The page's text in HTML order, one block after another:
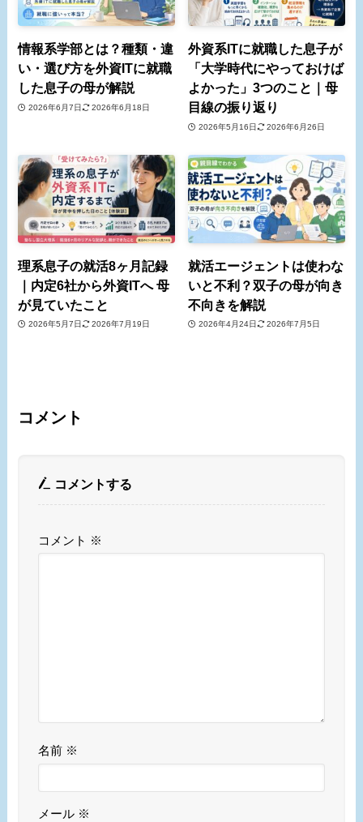
情報系学部とは？種類・違
い・選び方を外資ITに就職
した息子の母が解説
2026年6月7日 2026年6月18日
外資系ITに就職した息子が
「大学時代にやっておけば
よかった」3つのこと｜母
目線の振り返り
2026年5月16日 2026年6月26日
理系息子の就活8ヶ月記録
｜内定6社から外資ITへ 母
が見ていたこと
2026年5月7日 2026年7月19日
就活エージェントは使わな
いと不利？双子の母が向き
不向きを解説
2026年4月24日 2026年7月5日
コメント
コメントする
コメント ※
名前 ※
メール ※